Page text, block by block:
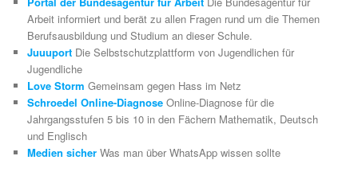
Arbeit informiert und berät zu allen Fragen rund um die Themen
Berufsausbildung und Studium an dieser Schule.
Juuuport Die Selbstschutzplattform von Jugendlichen für
Jugendliche
Love Storm Gemeinsam gegen Hass im Netz
Schroedel Online-Diagnose Online-Diagnose für die
Jahrgangsstufen 5 bis 10 in den Fächern Mathematik, Deutsch
und Englisch
Medien sicher Was man über WhatsApp wissen sollte